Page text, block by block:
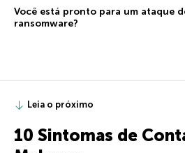
Você está pronto para um ataque
ransomware?
Leia o próximo
10 Sintomas de